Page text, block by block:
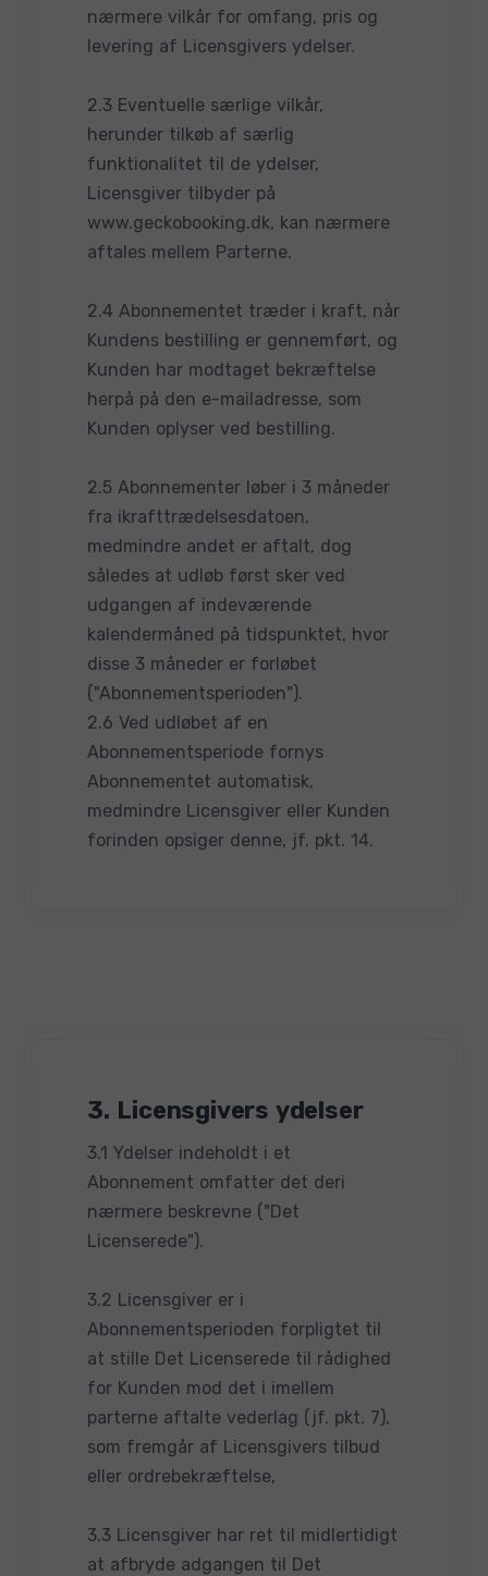
nærmere vilkår for omfang, pris og
levering af Licensgivers ydelser.
2.3 Eventuelle særlige vilkår,
herunder tilkøb af særlig
funktionalitet til de ydelser,
Licensgiver tilbyder på
www.geckobooking.dk, kan nærmere
aftales mellem Parterne.
2.4 Abonnementet træder i kraft, når
Kundens bestilling er gennemført, og
Kunden har modtaget bekræftelse
herpå på den e-mailadresse, som
Kunden oplyser ved bestilling.
2.5 Abonnementer løber i 3 måneder
fra ikrafttrædelsesdatoen,
medmindre andet er aftalt, dog
således at udløb først sker ved
udgangen af indeværende
kalendermåned på tidspunktet, hvor
disse 3 måneder er forløbet
("Abonnementsperioden").
2.6 Ved udløbet af en
Abonnementsperiode fornys
Abonnementet automatisk,
medmindre Licensgiver eller Kunden
forinden opsiger denne, jf. pkt. 14.
3. Licensgivers ydelser
3.1 Ydelser indeholdt i et
Abonnement omfatter det deri
nærmere beskrevne ("Det
Licenserede").
3.2 Licensgiver er i
Abonnementsperioden forpligtet til
at stille Det Licenserede til rådighed
for Kunden mod det i imellem
parterne aftalte vederlag (jf. pkt. 7),
som fremgår af Licensgivers tilbud
eller ordrebekræftelse,
3.3 Licensgiver har ret til midlertidigt
at afbryde adgangen til Det